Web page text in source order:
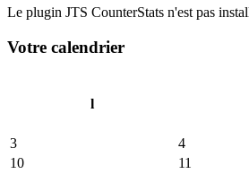
Le plugin JTS CounterStats n'est pas
Votre calendrier
l
3
4
10
11